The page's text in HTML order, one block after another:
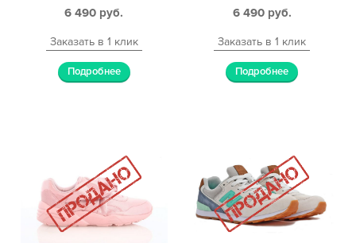
6 490 руб.
Заказать в 1 клик
Подробнее
6 490 руб.
Заказать в 1 клик
Подробнее